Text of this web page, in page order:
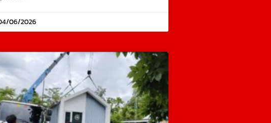
06/2026